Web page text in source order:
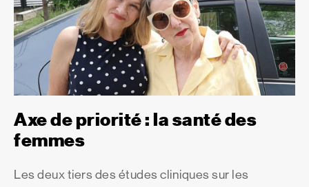
Axe de priorité : la santé des
femmes
Les deux tiers des études cliniques sur les